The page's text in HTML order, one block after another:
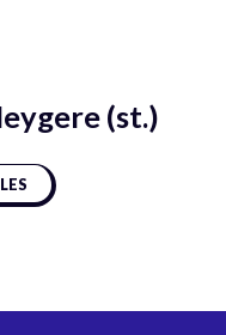
(st.)